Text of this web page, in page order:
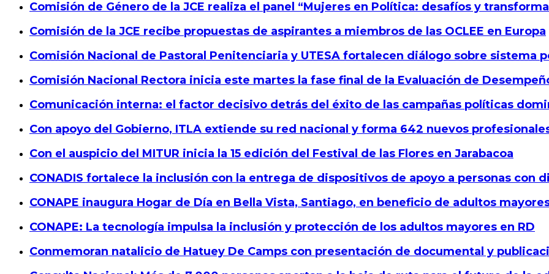
Comisión de Género de la JCE realiza el panel “Mujeres en Política: desafíos y
Comisión de la JCE recibe propuestas de aspirantes a miembros de las OCLEE en Europa
Comisión Nacional de Pastoral Penitenciaria y UTESA fortalecen diálogo sobre sistema
Comisión Nacional Rectora inicia este martes la fase final de la Evaluación de
Comunicación interna: el factor decisivo detrás del éxito de las campañas políticas
Con apoyo del Gobierno, ITLA extiende su red nacional y forma 642 nuevos
Con el auspicio del MITUR inicia la 15 edición del Festival de las Flores en Jarabacoa
CONADIS fortalece la inclusión con la entrega de dispositivos de apoyo a personas con
CONAPE inaugura Hogar de Día en Bella Vista, Santiago, en beneficio de adultos
CONAPE: La tecnología impulsa la inclusión y protección de los adultos mayores en RD
Conmemoran natalicio de Hatuey De Camps con presentación de documental y